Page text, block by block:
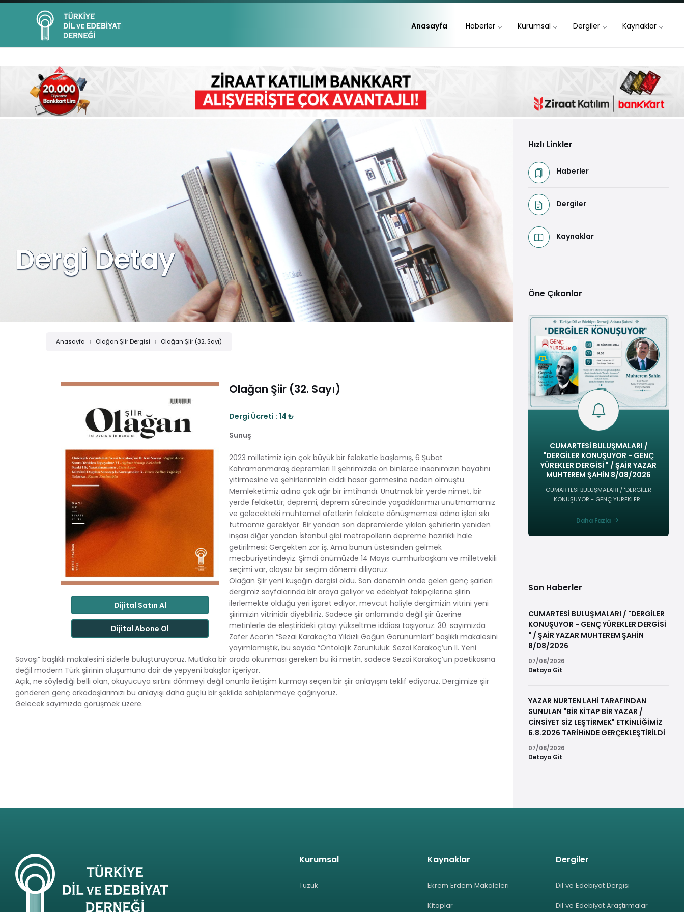
Anasayfa Haberler Kurumsal Dergiler Kaynaklar
Dergi Detay
Anasayfa Olağan Şiir Dergisi Olağan Şiir (32. Sayı)
Dijital Satın Al
Dijital Abone Ol
Olağan Şiir (32. Sayı)
Dergi Ücreti : 14 ₺
Sunuş
2023 milletimiz için çok büyük bir felaketle başlamış, 6 Şubat
Kahramanmaraş depremleri 11 şehrimizde on binlerce insanımızın hayatını
yitirmesine ve şehirlerimizin ciddi hasar görmesine neden olmuştu.
Memleketimiz adına çok ağır bir imtihandı. Unutmak bir yerde nimet, bir
yerde felakettir; depremi, deprem sürecinde yaşadıklarımızı unutmamamız
ve gelecekteki muhtemel afetlerin felakete dönüşmemesi adına işleri sıkı
tutmamız gerekiyor. Bir yandan son depremlerde yıkılan şehirlerin yeniden
inşası diğer yandan İstanbul gibi metropollerin depreme hazırlıklı hale
getirilmesi: Gerçekten zor iş. Ama bunun üstesinden gelmek
mecburiyetindeyiz. Şimdi önümüzde 14 Mayıs cumhurbaşkanı ve milletvekili
seçimi var, olaysız bir seçim dönemi diliyoruz.
Olağan Şiir yeni kuşağın dergisi oldu. Son dönemin önde gelen genç şairleri
dergimiz sayfalarında bir araya geliyor ve edebiyat takipçilerine şiirin
ilerlemekte olduğu yeri işaret ediyor, mevcut haliyle dergimizin vitrini yeni
şiirimizin vitrinidir diyebiliriz. Sadece şiir anlamında değil şiir üzerine
metinlerle de eleştirideki çıtayı yükseltme iddiası taşıyoruz. 30. sayımızda
Zafer Acar’ın “Sezai Karakoç’ta Yıldızlı Göğün Görünümleri” başlıklı makalesini
yayımlamıştık, bu sayıda “Ontolojik Zorunluluk: Sezai Karakoç’un II. Yeni
Savaşı” başlıklı makalesini sizlerle buluşturuyoruz. Mutlaka bir arada okunması gereken bu iki metin, sadece Sezai Karakoç’un poetikasına
değil modern Türk şiirinin oluşumuna dair de yepyeni bakışlar içeriyor.
Açık, ne söylediği belli olan, okuyucuya sırtını dönmeyi değil onunla iletişim kurmayı seçen bir şiir anlayışını teklif ediyoruz. Dergimize şiir
gönderen genç arkadaşlarımızı bu anlayışı daha güçlü bir şekilde sahiplenmeye çağırıyoruz.
Gelecek sayımızda görüşmek üzere.
Hızlı Linkler
Haberler
Dergiler
Kaynaklar
Öne Çıkanlar
CUMARTESİ BULUŞMALARI /
"DERGİLER KONUŞUYOR - GENÇ
YÜREKLER DERGİSİ " / ŞAİR YAZAR
MUHTEREM ŞAHİN 8/08/2026
CUMARTESİ BULUŞMALARI / "DERGİLER
KONUŞUYOR - GENÇ YÜREKLER...
Daha Fazla
Son Haberler
CUMARTESİ BULUŞMALARI / "DERGİLER
KONUŞUYOR - GENÇ YÜREKLER DERGİSİ
" / ŞAİR YAZAR MUHTEREM ŞAHİN
8/08/2026
07/08/2026
Detaya Git
YAZAR NURTEN LAHİ TARAFINDAN
SUNULAN "BİR KİTAP BİR YAZAR /
CİNSİYET SİZ LEŞTİRMEK" ETKİNLİĞİMİZ
6.8.2026 TARİHiNDE GERÇEKLEŞTİRİLDİ
07/08/2026
Detaya Git
Kurumsal
Tüzük
Kaynaklar
Ekrem Erdem Makaleleri
Kitaplar
Dergiler
Dil ve Edebiyat Dergisi
Dil ve Edebiyat Araştırmalar